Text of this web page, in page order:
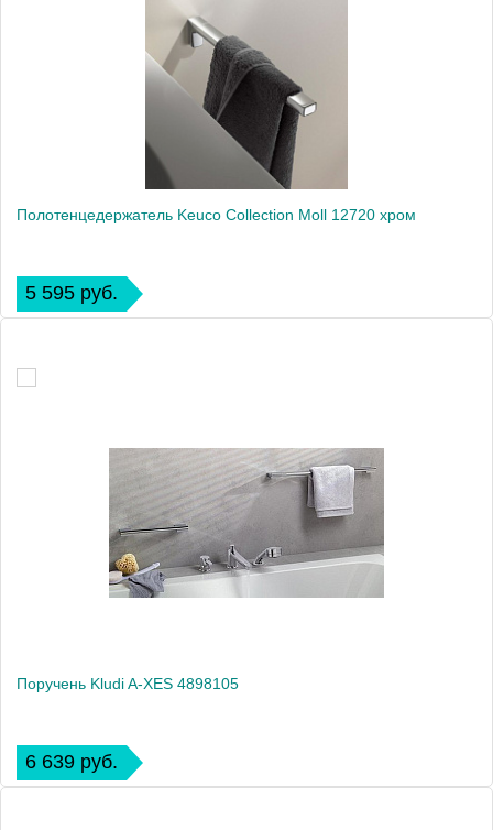
Полотенцедержатель Keuco Collection Moll 12720 хром
5 595 руб.
Поручень Kludi A-XES 4898105
6 639 руб.